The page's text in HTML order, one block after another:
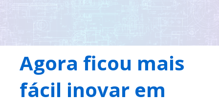
Agora ficou mais
fácil inovar em